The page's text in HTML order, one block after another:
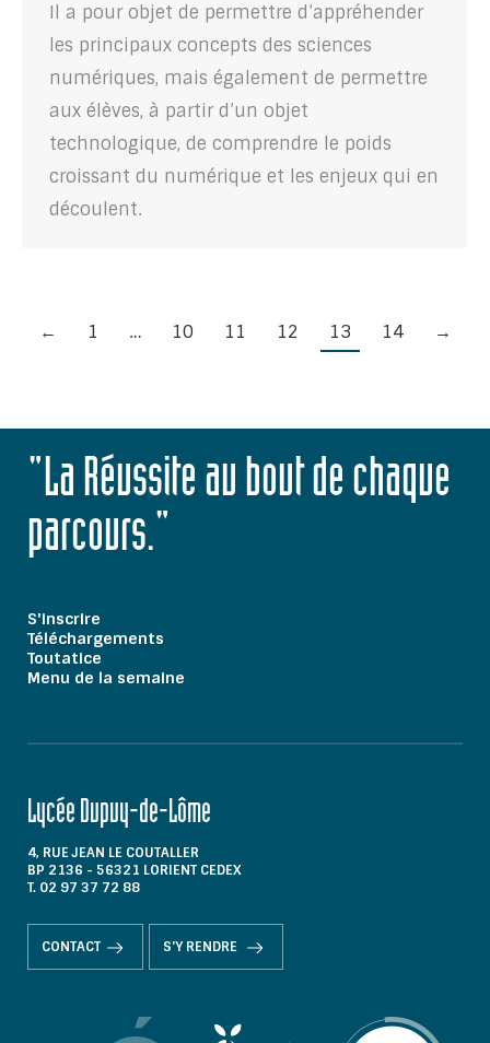
Il a pour objet de permettre d’appréhender
les principaux concepts des sciences
numériques, mais également de permettre
aux élèves, à partir d’un objet
technologique, de comprendre le poids
croissant du numérique et les enjeux qui en
découlent.
← 1 … 10 11 12 13 14 →
"La Réussite au bout de chaque
parcours."
S'inscrire
Téléchargements
Toutatice
Menu de la semaine
Lycée Dupuy-de-Lôme
4, RUE JEAN LE COUTALLER
BP 2136 - 56321 LORIENT CEDEX
T. 02 97 37 72 88
CONTACT S'Y RENDRE